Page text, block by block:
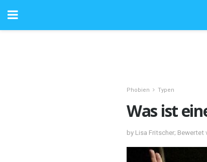
Phobien Typen
Was ist
by Lisa Fritscher; Bewertet